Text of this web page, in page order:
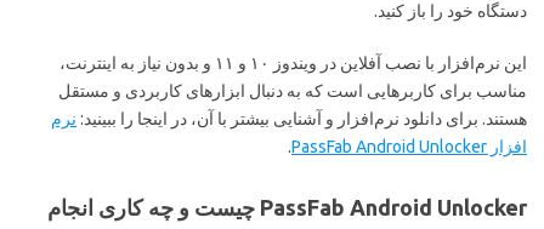
دستگاه خود را باز کنید.
این نرم‌افزار با نصب آفلاین در ویندوز ۱۰ و ۱۱ و بدون نیاز به اینترنت،
مناسب برای کاربرهایی است که به دنبال ابزارهای کاربردی و مستقل
هستند. برای دانلود نرم‌افزار و آشنایی بیشتر با آن، در اینجا را ببینید: نرم
افزار PassFab Android Unlocker
.
PassFab Android Unlocker چیست و چه کاری انجام